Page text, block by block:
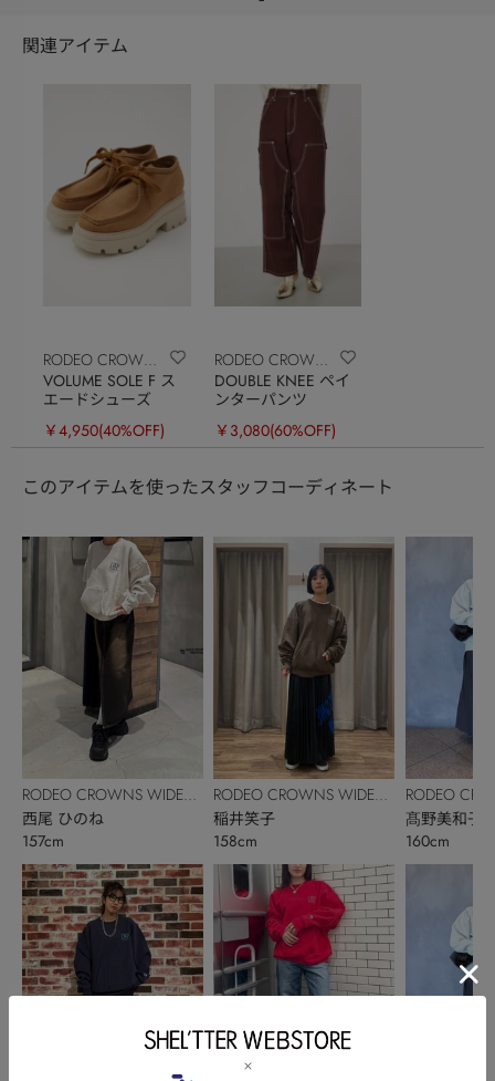
関連アイテム
RODEO CROWNS
WIDE BOWL
VOLUME SOLE F ス
エードシューズ
￥4,950(40%OFF)
RODEO CROWNS
WIDE BOWL
DOUBLE KNEE ペイ
ンターパンツ
￥3,080(60%OFF)
このアイテムを使ったスタッフコーディネート
RODEO CROWNS WIDE
BOWL
西尾 ひのね
157cm
RODEO CROWNS WIDE
BOWL
稲井笑子
158cm
RODEO
BOWL
髙野美和子
160cm